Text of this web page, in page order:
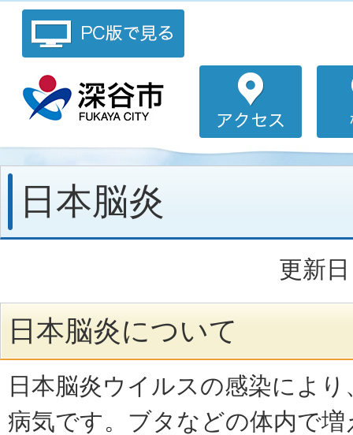
日本脳炎
更新
日本脳炎について
日本脳炎ウイルスの感染によ
病気です。ブタなどの体内で